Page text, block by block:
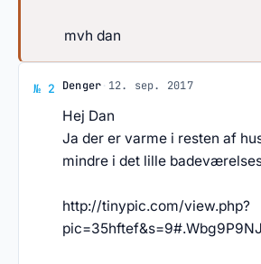
mvh dan
№ 2 Svar af Denger
Denger· 12. sep. 2017
Hej Dan
Ja der er varme i resten af
mindre i det lille
http://tinypic.com/view.php?